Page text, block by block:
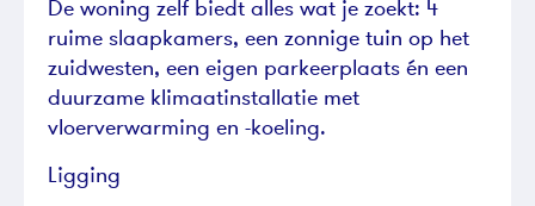
De woning zelf biedt alles wat je zoekt: 4
ruime slaapkamers, een zonnige tuin op het
zuidwesten, een eigen parkeerplaats én een
duurzame klimaatinstallatie met
vloerverwarming en -koeling.
Ligging